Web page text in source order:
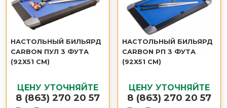
НАСТОЛЬНЫЙ БИЛЬЯРД
CARBON ПУЛ 3 ФУТА
(92Х51 СМ)
ЦЕНУ УТОЧНЯЙТЕ
8 (863) 270 20 57
НАСТОЛЬНЫЙ БИЛЬЯРД
CARBON РП 3 ФУТА
(92Х51 СМ)
ЦЕНУ УТОЧНЯЙТЕ
8 (863) 270 20 57